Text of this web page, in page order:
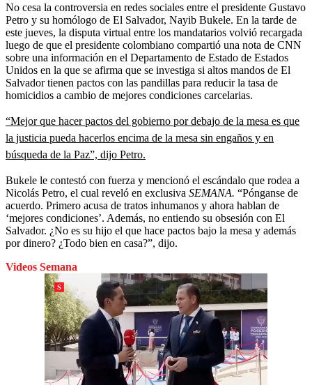
No cesa la controversia en redes sociales entre el presidente Gustavo
Petro y su homólogo de El Salvador, Nayib Bukele. En la tarde de
este jueves, la disputa virtual entre los mandatarios volvió recargada
luego de que el presidente colombiano compartió una nota de CNN
sobre una información en el Departamento de Estado de Estados
Unidos en la que se afirma que se investiga si altos mandos de El
Salvador tienen pactos con las pandillas para reducir la tasa de
homicidios a cambio de mejores condiciones carcelarias.
“Mejor que hacer pactos del gobierno por debajo de la mesa es que
la justicia pueda hacerlos encima de la mesa sin engaños y en
búsqueda de la Paz”, dijo Petro.
Bukele le contestó con fuerza y mencionó el escándalo que rodea a
Nicolás Petro, el cual reveló en exclusiva SEMANA. “Pónganse de
acuerdo. Primero acusa de tratos inhumanos y ahora hablan de
‘mejores condiciones’. Además, no entiendo su obsesión con El
Salvador. ¿No es su hijo el que hace pactos bajo la mesa y además
por dinero? ¿Todo bien en casa?”, dijo.
Videos Semana